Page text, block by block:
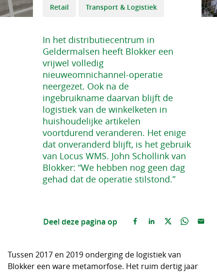
Retail Transport & Logistiek
In het distributiecentrum in
Geldermalsen heeft Blokker een
vrijwel volledig
nieuweomnichannel-operatie
neergezet. Ook na de
ingebruikname daarvan blijft de
logistiek van de winkelketen in
huishoudelijke artikelen
voortdurend veranderen. Het enige
dat onveranderd blijft, is het gebruik
van Locus WMS. John Schollink van
Blokker: “We hebben nog geen dag
gehad dat de operatie stilstond.”
Deel deze pagina op
Tussen 2017 en 2019 onderging de logistiek van
Blokker een ware metamorfose. Het ruim dertig jaar